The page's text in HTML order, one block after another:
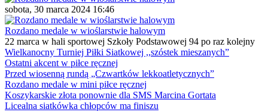
sobota, 30 marca 2024 16:46
Rozdano medale w wioślarstwie halowym
22 marca w hali sportowej Szkoły Podstawowej 94 po raz kolejny
Wielkanocny Turniej Piłki Siatkowej ,,szóstek mieszanych”
Ostatni akcent w piłce ręcznej
Przed wiosenną rundą „Czwartków lekkoatletycznych”
Rozdano medale w mini piłce ręcznej
Koszykarskie złota ponownie dla SMS Marcina Gortata
Licealna siatkówka chłopców ma finiszu